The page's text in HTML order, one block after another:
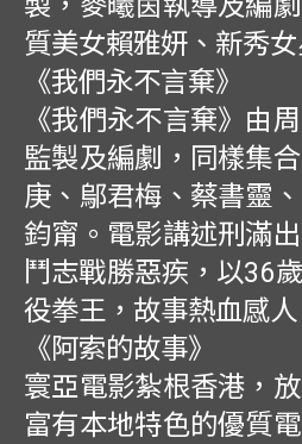
質美女賴雅妍、新秀
《我們永不言棄》
《我們永不言棄》由
監製及編劇，同樣集
庚、鄔君梅、蔡書靈
鈞甯。電影講述刑滿
鬥志戰勝惡疾，以36
役拳王，故事熱血感人
《阿索的故事》
寰亞電影紮根香港，
富有本地特色的優質